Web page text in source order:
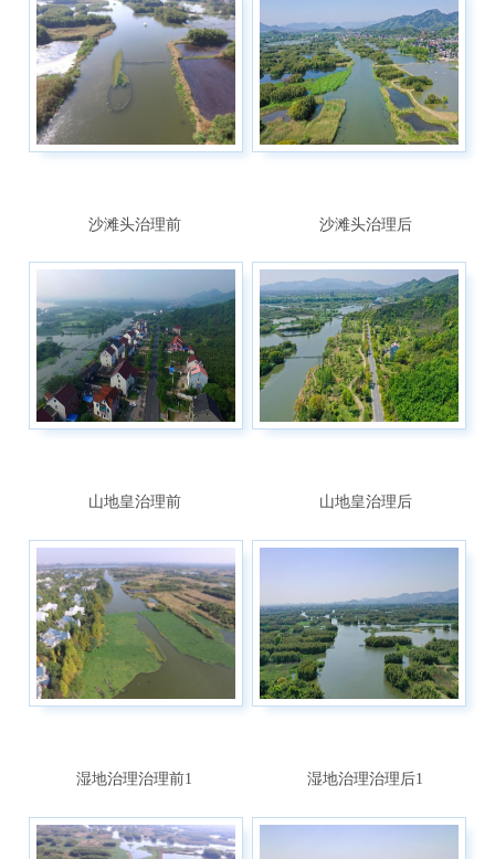
沙滩头治理前 沙滩头治理后
山地皇治理前 山地皇治理后
湿地治理治理前1 湿地治理治理后1